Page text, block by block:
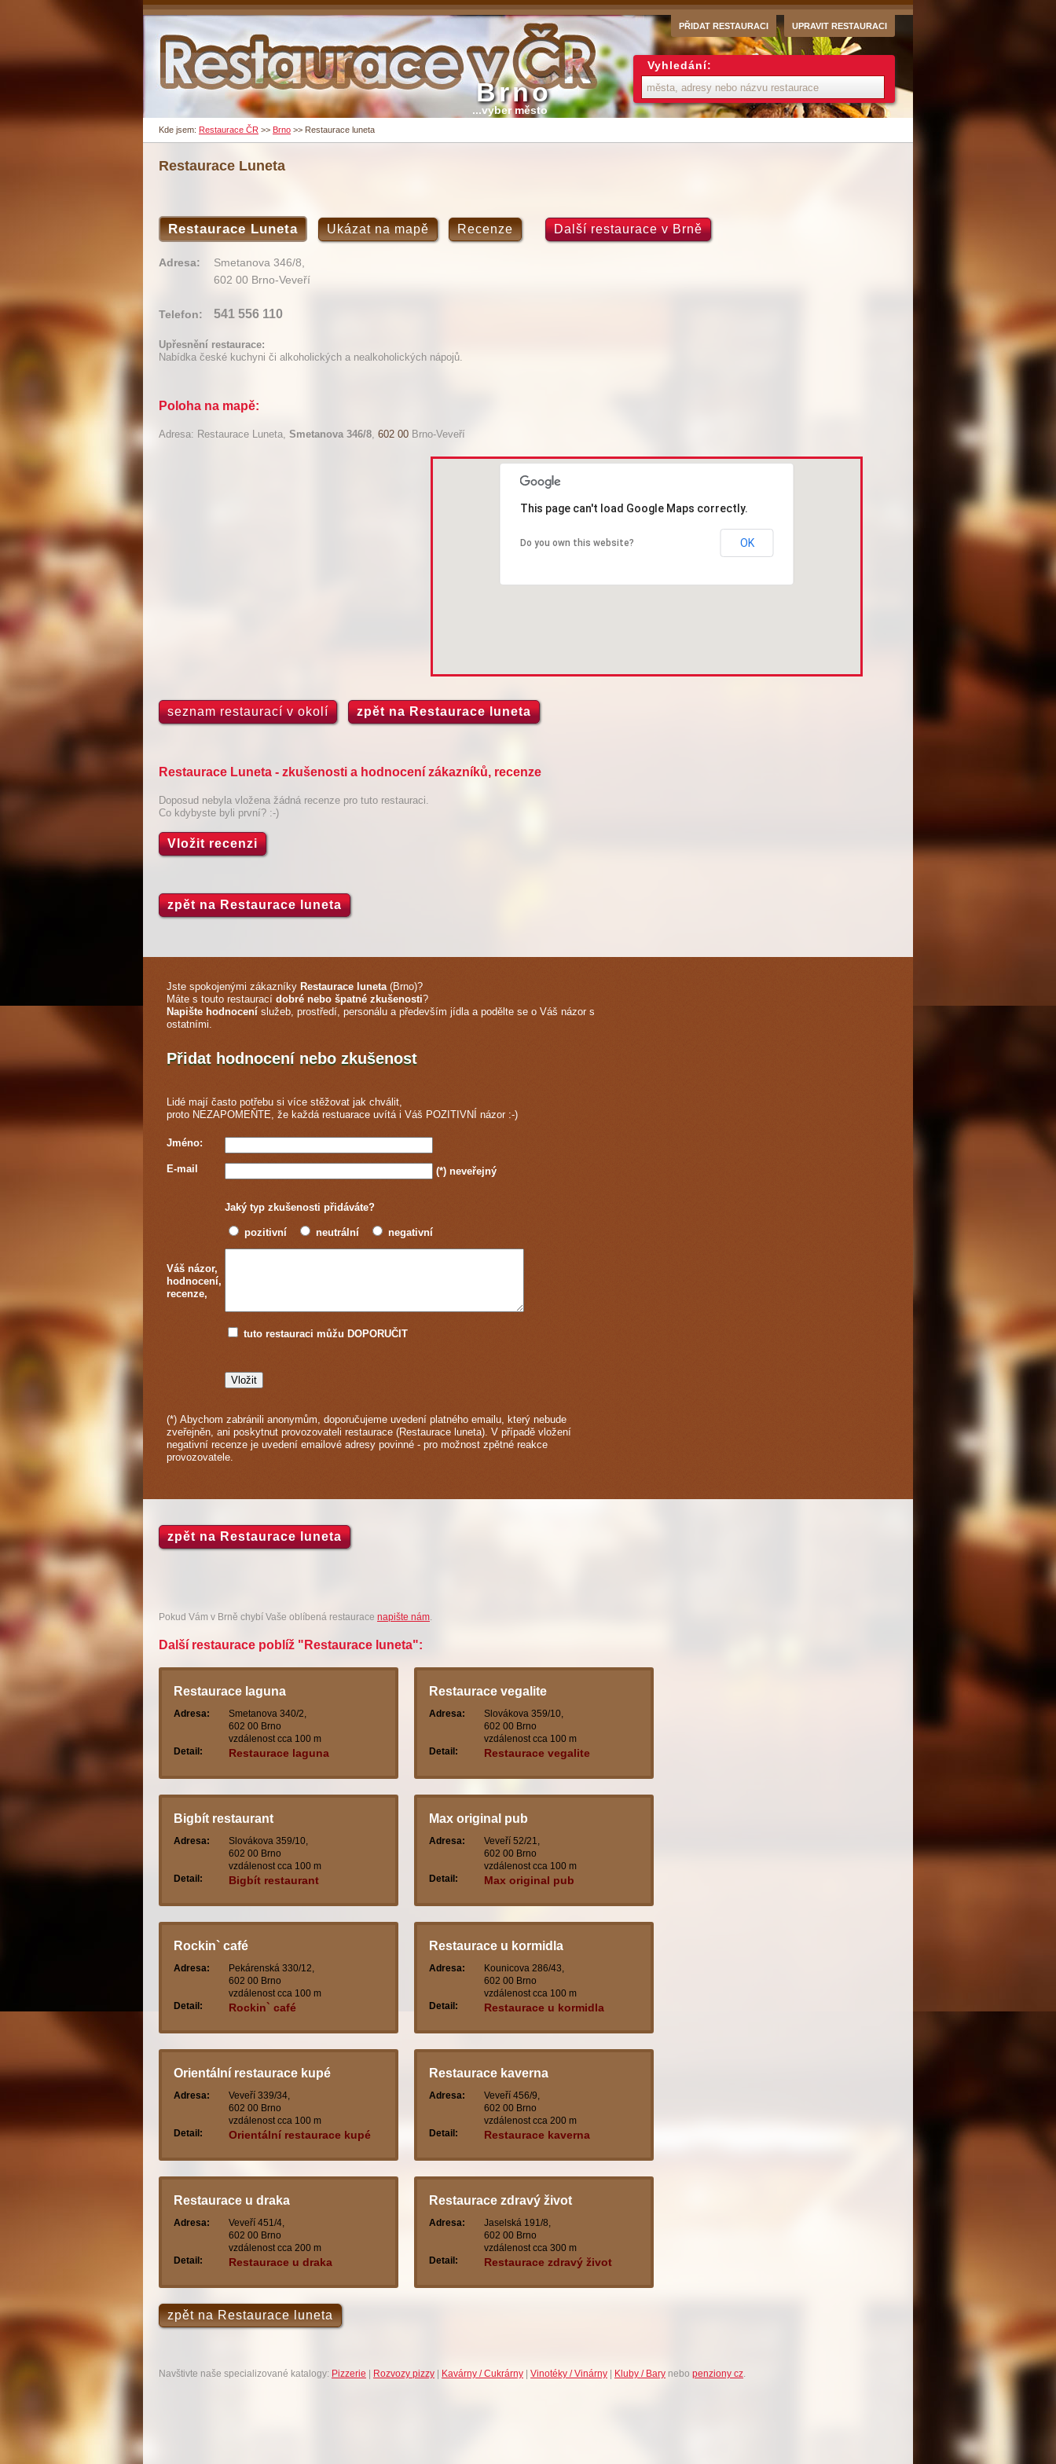
PŘIDAT RESTAURACI UPRAVIT RESTAURACI
Brno
...vyber město
Kde jsem: Restaurace ČR >> Brno >> Restaurace luneta
Restaurace Luneta
Restaurace Luneta Ukázat na mapě Recenze Další restaurace v Brně
Adresa:
Smetanova 346/8,
602 00 Brno-Veveří
Telefon: 541 556 110
Upřesnění restaurace:
Nabídka české kuchyni či alkoholických a nealkoholických nápojů.
Poloha na mapě:
Adresa: Restaurace Luneta, Smetanova 346/8, 602 00 Brno-Veveří
This page can't load Google Maps correctly.
Do you own this website? OK
seznam restaurací v okolí zpět na Restaurace luneta
Restaurace Luneta - zkušenosti a hodnocení zákazníků, recenze
Doposud nebyla vložena žádná recenze pro tuto restauraci.
Co kdybyste byli první? :-)
Vložit recenzi
zpět na Restaurace luneta
Jste spokojenými zákazníky Restaurace luneta(Brno)?
Máte s touto restaurací dobré nebo špatné zkušenosti?
Napište hodnocení služeb, prostředí, personálu a především jídla a podělte se o Váš názor s
ostatními.
Přidat hodnocení nebo zkušenost
Lidé mají často potřebu si více stěžovat jak chválit,
proto NEZAPOMEŇTE, že každá restuarace uvítá i Váš POZITIVNÍ názor :-)
Jméno:
E-mail (*) neveřejný
Jaký typ zkušenosti přidáváte?
pozitivní neutrální negativní
Váš názor,
hodnocení,
recenze,
tuto restauraci můžu DOPORUČIT
(*) Abychom zabránili anonymům, doporučujeme uvedení platného emailu, který nebude
zveřejněn, ani poskytnut provozovateli restaurace (Restaurace luneta). V případě vložení
negativní recenze je uvedení emailové adresy povinné - pro možnost zpětné reakce
provozovatele.
zpět na Restaurace luneta
Pokud Vám v Brně chybí Vaše oblíbená restaurace napište nám.
Další restaurace poblíž "Restaurace luneta":
Restaurace laguna
Adresa:
Smetanova 340/2,
602 00 Brno
vzdálenost cca 100 m
Detail:
Restaurace laguna
Restaurace vegalite
Adresa:
Slovákova 359/10,
602 00 Brno
vzdálenost cca 100 m
Detail:
Restaurace vegalite
Bigbít restaurant
Adresa:
Slovákova 359/10,
602 00 Brno
vzdálenost cca 100 m
Detail:
Bigbít restaurant
Max original pub
Adresa:
Veveří 52/21,
602 00 Brno
vzdálenost cca 100 m
Detail:
Max original pub
Rockin` café
Adresa:
Pekárenská 330/12,
602 00 Brno
vzdálenost cca 100 m
Detail:
Rockin` café
Restaurace u kormidla
Adresa:
Kounicova 286/43,
602 00 Brno
vzdálenost cca 100 m
Detail:
Restaurace u kormidla
Orientální restaurace kupé
Adresa:
Veveří 339/34,
602 00 Brno
vzdálenost cca 100 m
Detail:
Orientální restaurace kupé
Restaurace kaverna
Adresa:
Veveří 456/9,
602 00 Brno
vzdálenost cca 200 m
Detail:
Restaurace kaverna
Restaurace u draka
Adresa:
Veveří 451/4,
602 00 Brno
vzdálenost cca 200 m
Detail:
Restaurace u draka
Restaurace zdravý život
Adresa:
Jaselská 191/8,
602 00 Brno
vzdálenost cca 300 m
Detail:
Restaurace zdravý život
zpět na Restaurace luneta
Navštivte naše specializované katalogy: Pizzerie Rozvozy pizzy Kavárny / Cukrárny Vinotéky / Vinárny Kluby / Bary nebo penziony cz.
Vyhledání: